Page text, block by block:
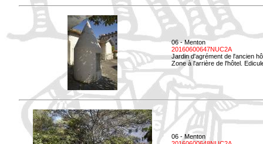
06 - Menton
20160600647NUC2A
Jardin d'agrément de l'ancien
Zone à l'arrière de l'hôtel.
06 - Menton